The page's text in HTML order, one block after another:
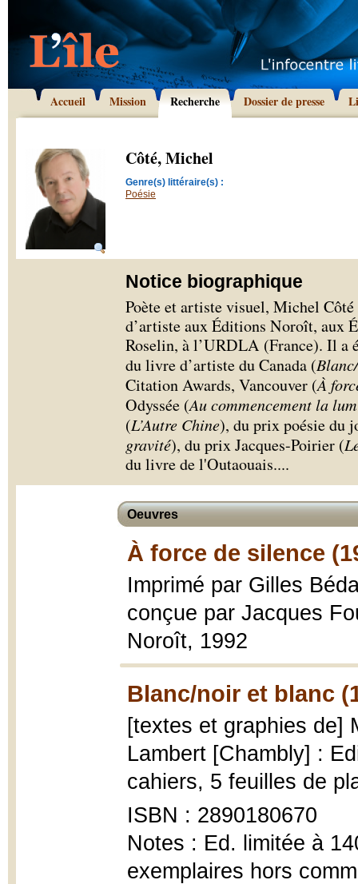
Accueil Mission Recherche Dossier de presse
Côté, Michel
Genre(s) littéraire(s) :
Poésie
Notice biographique
Poète et artiste visuel, Michel
d’artiste aux Éditions Noroît, aux
Roselin, à l’URDLA (France). Il a
du livre d’artiste du Canada (
Citation Awards, Vancouver (À
Odyssée (Au commencement la
(L’Autre Chine), du prix poésie du
gravité), du prix Jacques-Poirier (
du livre de l'Outaouais....
Oeuvres
À force de silence
Imprimé par Gilles
conçue par Jacques
Noroît, 1992
Blanc/noir et blanc
[textes et graphies de]
Lambert [Chambly] :
cahiers, 5 feuilles de
ISBN : 2890180670
Notes : Ed. limitée à
exemplaires hors